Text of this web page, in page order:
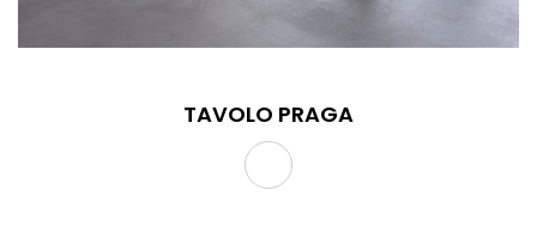
TAVOLO PRAGA